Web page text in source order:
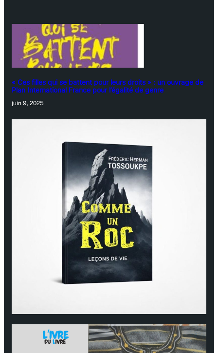
« Ces filles qui se battent pour leurs droits » : un ouvrage de
Plan International France pour l’égalité de genre
juin 9, 2025